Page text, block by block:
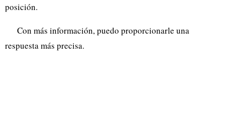
posición.
Con más información, puedo proporcionarle una
respuesta más precisa.